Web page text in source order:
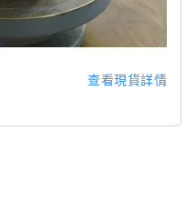
查看現貨詳情